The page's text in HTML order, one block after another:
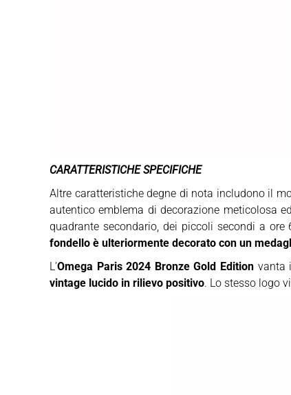
CARATTERISTICHE SPECIFICHE
Altre caratteristiche degne di nota includono il
autentico emblema di decorazione meticolosa
quadrante secondario, dei piccoli secondi a ore
fondello è ulteriormente decorato con un
L’Omega Paris 2024 Bronze Gold Edition vanta
vintage lucido in rilievo positivo. Lo stesso logo